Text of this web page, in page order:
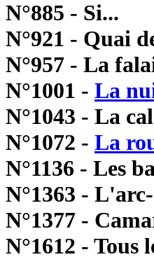
N°885 - Si...
N°921 - Quai
N°957 - La
N°1001 - La
N°1043 - La
N°1072 - La
N°1136 - Les
N°1363 -
N°1377 -
N°1612 - Tous